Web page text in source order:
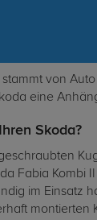
von
eine
Skoda?
Fabia Kombi
im Einsatz